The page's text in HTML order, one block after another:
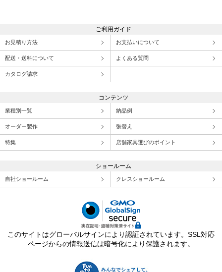
ご利用ガイド
お見積り方法 お支払いについて
配送・送料について よくある質問
カタログ請求
コンテンツ
業種別一覧 納品例
オーダー製作 張替え
特集 店舗家具選びのポイント
ショールーム
自社ショールーム クレスショールーム
このサイトはグローバルサインにより認証されています。SSL対応
ページからの情報送信は暗号化により保護されます。